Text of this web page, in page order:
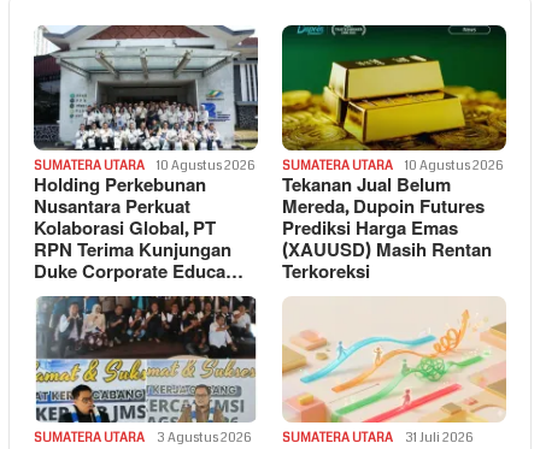
SUMATERA UTARA 10 Agustus 2026
Holding Perkebunan
Nusantara Perkuat
Kolaborasi Global, PT
RPN Terima Kunjungan
Duke Corporate Educa…
SUMATERA UTARA 10 Agustus 2026
Tekanan Jual Belum
Mereda, Dupoin Futures
Prediksi Harga Emas
(XAUUSD) Masih Rentan
Terkoreksi
SUMATERA UTARA 3 Agustus 2026 SUMATERA UTARA 31 Juli 2026